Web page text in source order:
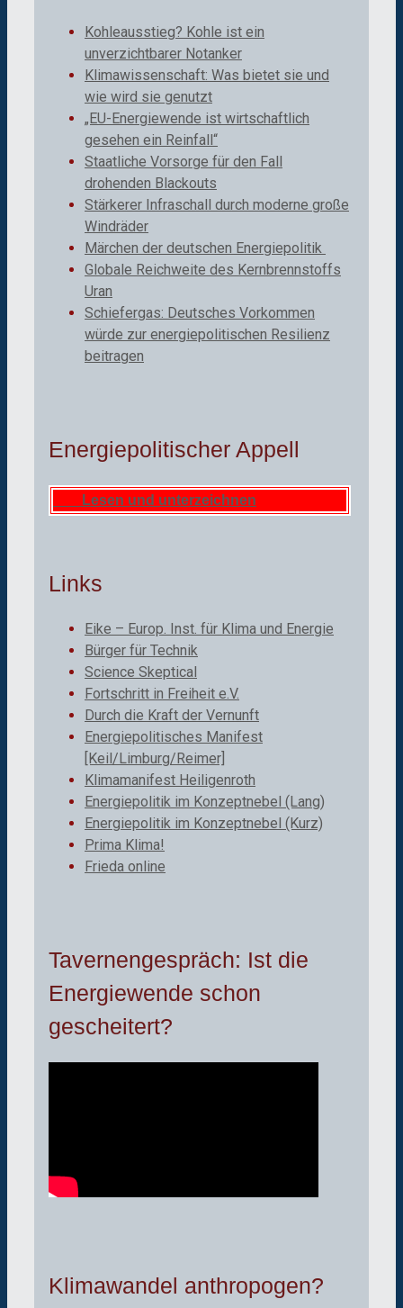
Kohleausstieg? Kohle ist ein
unverzichtbarer Notanker
Klimawissenschaft: Was bietet sie und
wie wird sie genutzt
„EU-Energiewende ist wirtschaftlich
gesehen ein Reinfall“
Staatliche Vorsorge für den Fall
drohenden Blackouts
Stärkerer Infraschall durch moderne große
Windräder
Märchen der deutschen Energiepolitik
Globale Reichweite des Kernbrennstoffs
Uran
Schiefergas: Deutsches Vorkommen
würde zur energiepolitischen Resilienz
beitragen
Energiepolitischer Appell
Lesen und unterzeichnen
Links
Eike – Europ. Inst. für Klima und Energie
Bürger für Technik
Science Skeptical
Fortschritt in Freiheit e.V.
Durch die Kraft der Vernunft
Energiepolitisches Manifest
[Keil/Limburg/Reimer]
Klimamanifest Heiligenroth
Energiepolitik im Konzeptnebel (Lang)
Energiepolitik im Konzeptnebel (Kurz)
Prima Klima!
Frieda online
Tavernengespräch: Ist die
Energiewende schon
gescheitert?
Klimawandel anthropogen?